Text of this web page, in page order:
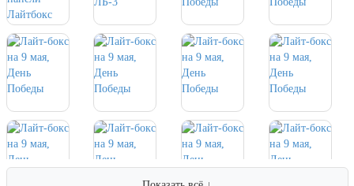
5 октября, День учителя
19 октября, День Отца
25 октября, День Таможенника
Российской Федерации
28 октября, День Бабушек и Дедушек
Хэллоуин
4 ноября, День народного единства